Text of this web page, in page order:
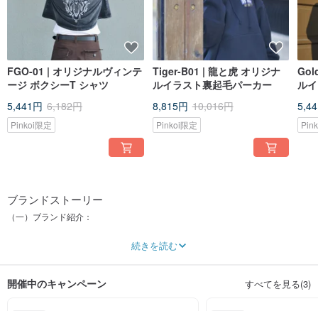
FGO-01 | オリジナルヴィンテ
ージ ボクシーT シャツ
5,441円 6,182円
Pinkoi限定
Tiger-B01 | 龍と虎 オリジナ
ルイラスト裏起毛パーカー
8,815円 10,016円
Pinkoi限定
ル
ブランドストーリー
（一）ブランド紹介：
Era of Ascension（エラ・オブ・アセンション）は、オリジナルのイラストアー
トとファッションを融合させた、独自のニッチスタイルを追求する新進気鋭の
ることを目指しています。ブランド名「Era of Ascension」は、卓越と自己の成
続きを読む
開催中のキャンペーン すべてを見る(3)